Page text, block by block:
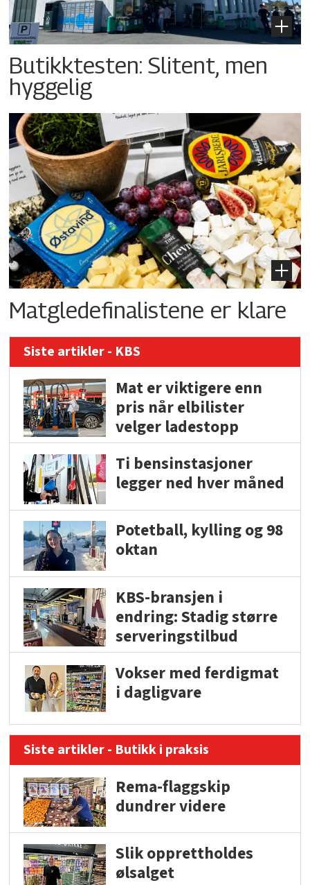
Butikktesten: Slitent, men
hyggelig
Matgledefinalistene er klare
Siste artikler - KBS
Mat er viktigere enn
pris når elbilister
velger ladestopp
Ti bensinstasjoner
legger ned hver måned
Potetball, kylling og 98
oktan
KBS-bransjen i
endring: Stadig større
serveringstilbud
Vokser med ferdigmat
i dagligvare
Siste artikler - Butikk i praksis
Rema-flaggskip
dundrer videre
Slik opprettholdes
ølsalget